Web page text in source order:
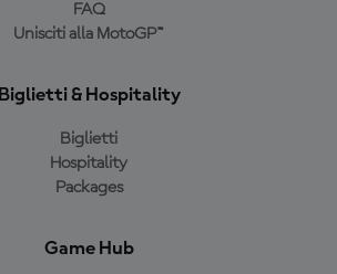
FAQ
Unisciti alla MotoGP™
Biglietti & Hospitality
Biglietti
Hospitality
Packages
Game Hub